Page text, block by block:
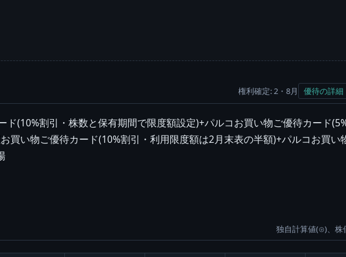
権利確定: 2・8月 優待の詳
ド(10%割引・株数と保有期間で限度額設定)+パルコお買い物ご優待カード
い物ご優待カード(10%割引・利用限度額は2月末表の半額)+パルコお買い
独自計算値(⊙)、株